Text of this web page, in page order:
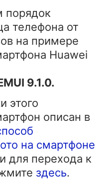
телефона от
на примере
Huawei
9.1.0.
этого
описан в
на смартфоне
для перехода к
здесь.